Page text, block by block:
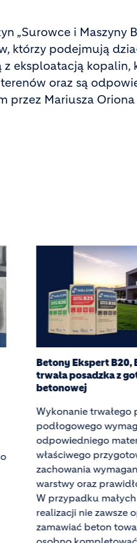
„Surowce i Maszyny
którzy podejmują
eksploatacją
oraz są
Mariusza
Beton, który
Holcim pionierem
architekturze
Od kilku lat Holcim
rozwija
betonem, budując
architektami, którzy
granice tego, co da
wykreować.
jest najnowsza
wystawowy, który
nowej,